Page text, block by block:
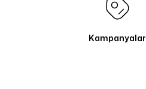
Kampanyalar